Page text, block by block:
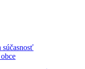
súčasnosť